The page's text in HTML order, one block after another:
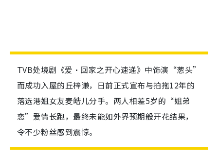
TVB处境剧《爱·回家之开心速递》中饰演“葱头”
而成功入屋的丘梓谦，日前正式宣布与拍拖12年的
落选港姐女友麦皓儿分手。两人相差5岁的“姐弟
恋”爱情长跑，最终未能如外界预期般开花结果，
令不少粉丝感到震惊。